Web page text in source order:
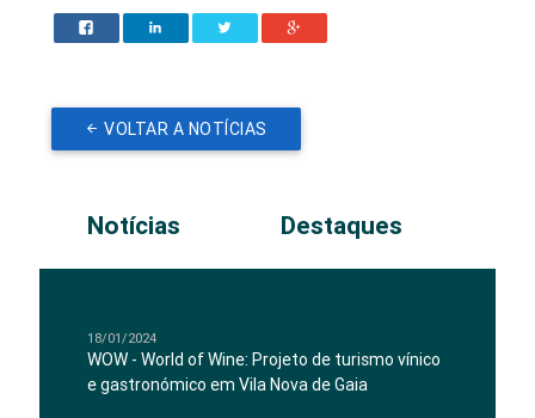
VOLTAR A NOTÍCIAS
Notícias Destaques
18/01/2024
WOW - World of Wine: Projeto de turismo vínico
e gastronómico em Vila Nova de Gaia